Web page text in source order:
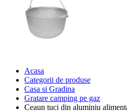
Acasa
Categorii de produse
Casa si Gradina
Gratare camping pe gaz
Ceaun tuci din aluminiu